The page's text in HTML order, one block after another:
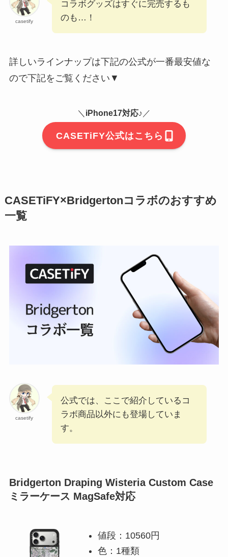
casetify
コラボグッズはすぐに完売するも
のも…！
詳しいラインナップは下記の公式が一番最安値な
ので下記をご覧ください▼
＼ iPhone17対応♪ ／
CASETiFY公式はこちら
CASETiFY×Bridgertonコラボのおすすめ
一覧
casetify
公式では、ここで紹介しているコ
ラボ商品以外にも登場していま
す。
Bridgerton Draping Wisteria Custom Case
ミラーケース MagSafe対応
値段：10560円
色：1種類